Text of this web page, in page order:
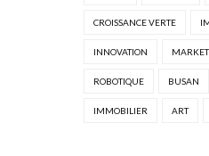
CROISSANCE VERTE
INNOVATION
ROBOTIQUE BUSAN
IMMOBILIER ART